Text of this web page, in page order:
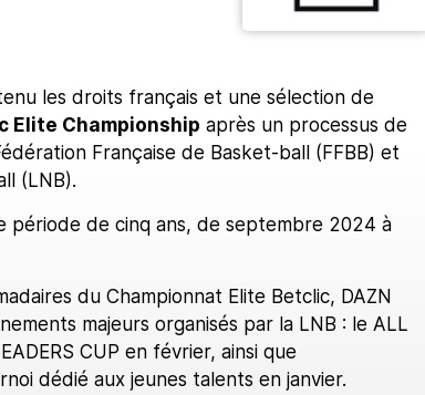
les droits français et une sélection de
Elite Championship après un processus de
Française de Basket-ball (FFBB) et
(LNB).
période de cinq ans, de septembre 2024 à
du Championnat Elite Betclic, DAZN
majeurs organisés par la LNB : le ALL
CUP en février, ainsi que
dédié aux jeunes talents en janvier.